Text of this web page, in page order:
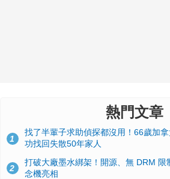
熱門文章
1
找了半輩子求助偵探都沒用！66歲加
功找回失散50年家人
2
打破大廠墨水綁架！開源、無 DRM
念機亮相